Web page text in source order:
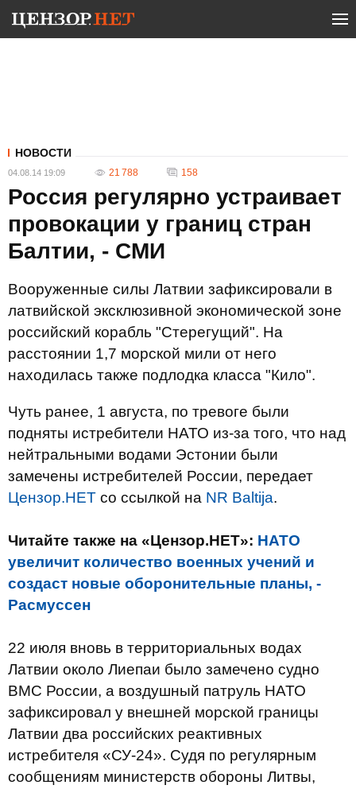
НОВОСТИ
04.08.14 19:09 21 788 158
Россия регулярно устраивает
провокации у границ стран
Балтии, - СМИ
Вооруженные силы Латвии зафиксировали в
латвийской эксклюзивной экономической зоне
российский корабль "Стерегущий". На
расстоянии 1,7 морской мили от него
находилась также подлодка класса "Кило".
Чуть ранее, 1 августа, по тревоге были
подняты истребители НАТО из-за того, что над
нейтральными водами Эстонии были
замечены истребителей России, передает
Цензор.НЕТ со ссылкой на NR Baltija.
Читайте также на «Цензор.НЕТ»: НАТО
увеличит количество военных учений и
создаст новые оборонительные планы, -
Расмуссен
22 июля вновь в территориальных водах
Латвии около Лиепаи было замечено судно
ВМС России, а воздушный патруль НАТО
зафиксировал у внешней морской границы
Латвии два российских реактивных
истребителя «СУ-24». Судя по регулярным
сообщениям министерств обороны Литвы,